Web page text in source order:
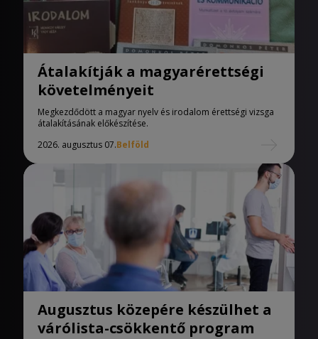
Átalakítják a magyarérettségi
követelményeit
Megkezdődött a magyar nyelv és irodalom érettségi vizsga
átalakításának előkészítése.
2026. augusztus 07.Belföld
Augusztus közepére készülhet a
várólista-csökkentő program